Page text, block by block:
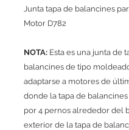
Junta tapa de balancines
Motor D782
NOTA: Esta es una junta de
balancines de tipo
adaptarse a motores de
donde la tapa de balancines
por 4 pernos alrededor del
exterior de la tapa de